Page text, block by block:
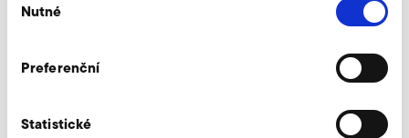
souhlasu
Nutné
Preferenční
Statistické
Proč je super pracovat v Elektroru? To se dozvíš
zjistit víc